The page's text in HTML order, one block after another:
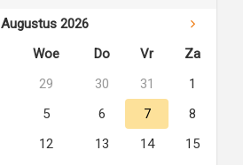
Augustus 2026
Woe Do Vr
Za
29 30 31
1
5 6 7
8
12 13 14
15